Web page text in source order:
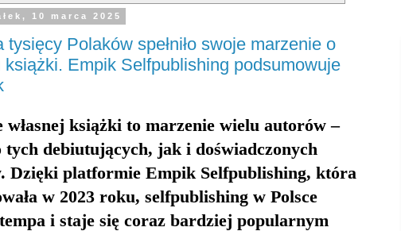
10 marca 2025
tysięcy Polaków spełniło swoje marzenie o
książki. Empik Selfpublishing podsumowuje
własnej książki to marzenie wielu autorów –
tych debiutujących, jak i doświadczonych
Dzięki platformie Empik Selfpublishing, która
w 2023 roku, selfpublishing w Polsce
i staje się coraz bardziej popularnym